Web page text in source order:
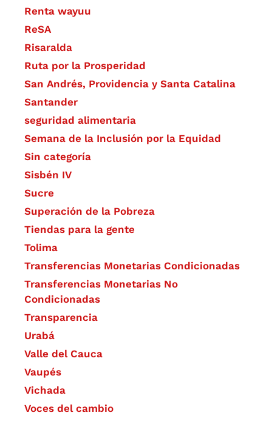
Renta wayuu
ReSA
Risaralda
Ruta por la Prosperidad
San Andrés, Providencia y Santa Catalina
Santander
seguridad alimentaria
Semana de la Inclusión por la Equidad
Sin categoría
Sisbén IV
Sucre
Superación de la Pobreza
Tiendas para la gente
Tolima
Transferencias Monetarias Condicionadas
Transferencias Monetarias No
Condicionadas
Transparencia
Urabá
Valle del Cauca
Vaupés
Vichada
Voces del cambio